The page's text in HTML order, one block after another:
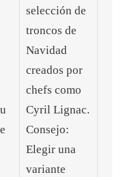
selección de
troncos de
Navidad
creados por
chefs como
Cyril Lignac.
Consejo:
Elegir una
variante